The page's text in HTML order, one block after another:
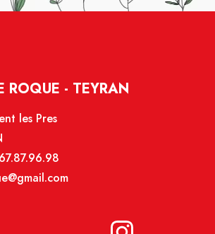
ROQUE - TEYRAN
les Pres